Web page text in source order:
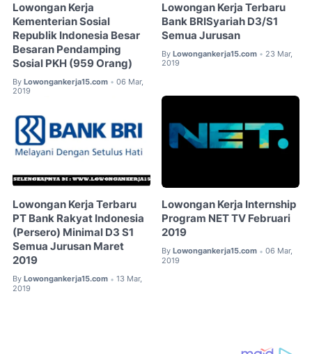
Lowongan Kerja
Kementerian Sosial
Republik Indonesia Besar
Besaran Pendamping
Sosial PKH (959 Orang)
By Lowongankerja15.com • 06 Mar,
2019
Lowongan Kerja Terbaru
Bank BRISyariah D3/S1
Semua Jurusan
By Lowongankerja15.com • 23 Mar,
2019
Lowongan Kerja Terbaru
PT Bank Rakyat Indonesia
(Persero) Minimal D3 S1
Semua Jurusan Maret
2019
By Lowongankerja15.com • 13 Mar,
2019
Lowongan Kerja Internship
Program NET TV Februari
2019
By Lowongankerja15.com • 06 Mar,
2019